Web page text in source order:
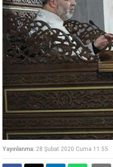
Yayınlanma: 28 Şubat 2020 Cuma 11:55